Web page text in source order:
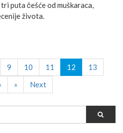
puta češće od muškaraca,
života.
9 10 11 12
13
› » Next